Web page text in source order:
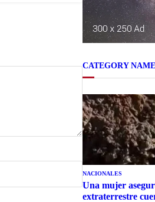
CATEGORY NAME
NACIONALES
Una mujer
extraterrestre